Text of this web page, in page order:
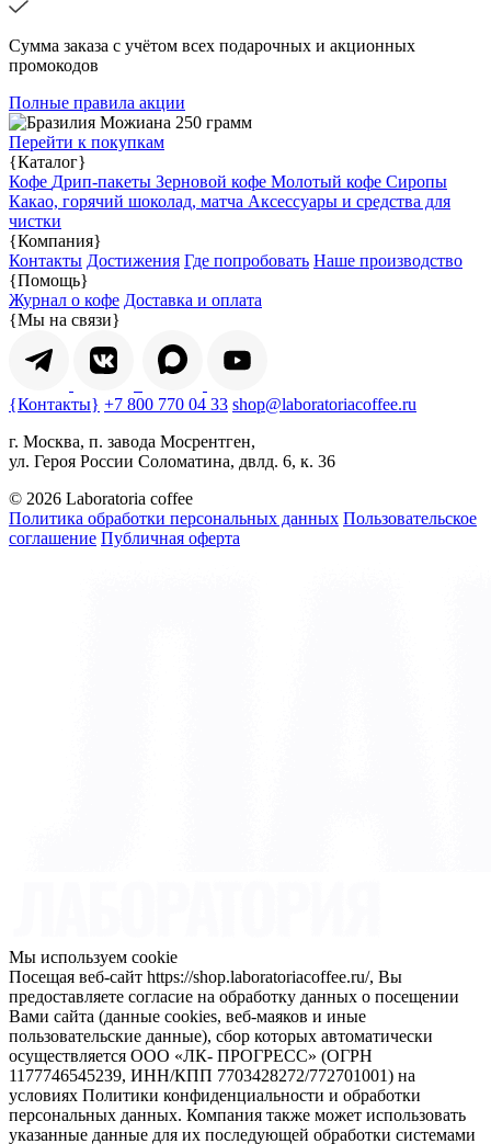
Сумма заказа с учётом всех подарочных и акционных
промокодов
Полные правила акции
Перейти к покупкам
{Каталог}
Кофе Дрип-пакеты Зерновой кофе Молотый кофе Сиропы
Какао, горячий шоколад, матча Аксессуары и средства для
чистки
{Компания}
Контакты Достижения Где попробовать Наше производство
{Помощь}
Журнал о кофе Доставка и оплата
{Мы на связи}
{Контакты} +7 800 770 04 33 shop@laboratoriacoffee.ru
г. Москва, п. завода Мосрентген,
ул. Героя России Соломатина, двлд. 6, к. 36
© 2026 Laboratoria coffee
Политика обработки персональных данных Пользовательское
соглашение Публичная оферта
Мы используем cookie
Посещая веб-сайт https://shop.laboratoriacoffee.ru/, Вы
предоставляете согласие на обработку данных о посещении
Вами сайта (данные cookies, веб-маяков и иные
пользовательские данные), сбор которых автоматически
осуществляется ООО «ЛК- ПРОГРЕСС» (ОГРН
1177746545239, ИНН/КПП 7703428272/772701001) на
условиях Политики конфиденциальности и обработки
персональных данных. Компания также может использовать
указанные данные для их последующей обработки системами